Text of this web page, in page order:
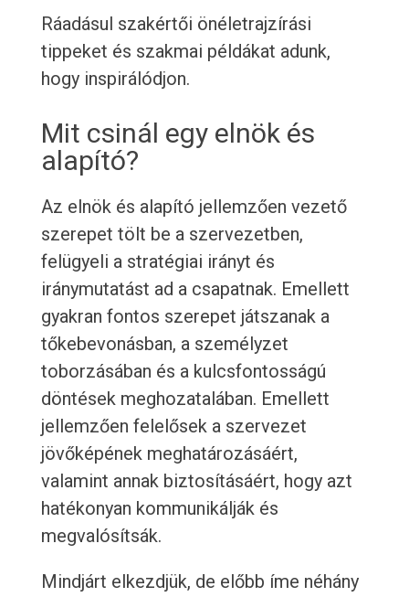
Ráadásul szakértői önéletrajzírási
tippeket és szakmai példákat adunk,
hogy inspirálódjon.
Mit csinál egy elnök és
alapító?
Az elnök és alapító jellemzően vezető
szerepet tölt be a szervezetben,
felügyeli a stratégiai irányt és
iránymutatást ad a csapatnak. Emellett
gyakran fontos szerepet játszanak a
tőkebevonásban, a személyzet
toborzásában és a kulcsfontosságú
döntések meghozatalában. Emellett
jellemzően felelősek a szervezet
jövőképének meghatározásáért,
valamint annak biztosításáért, hogy azt
hatékonyan kommunikálják és
megvalósítsák.
Mindjárt elkezdjük, de előbb íme néhány